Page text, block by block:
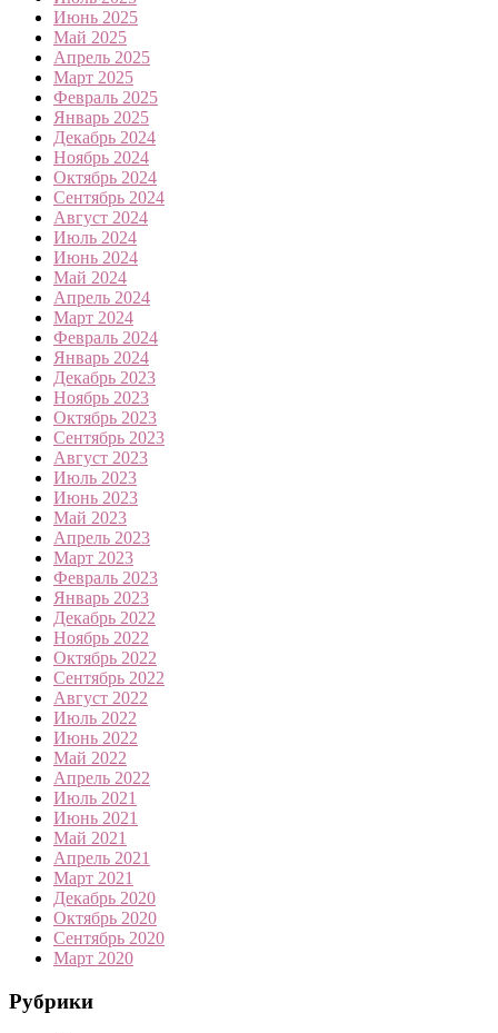
Июнь 2025
Май 2025
Апрель 2025
Март 2025
Февраль 2025
Январь 2025
Декабрь 2024
Ноябрь 2024
Октябрь 2024
Сентябрь 2024
Август 2024
Июль 2024
Июнь 2024
Май 2024
Апрель 2024
Март 2024
Февраль 2024
Январь 2024
Декабрь 2023
Ноябрь 2023
Октябрь 2023
Сентябрь 2023
Август 2023
Июль 2023
Июнь 2023
Май 2023
Апрель 2023
Март 2023
Февраль 2023
Январь 2023
Декабрь 2022
Ноябрь 2022
Октябрь 2022
Сентябрь 2022
Август 2022
Июль 2022
Июнь 2022
Май 2022
Апрель 2022
Июль 2021
Июнь 2021
Май 2021
Апрель 2021
Март 2021
Декабрь 2020
Октябрь 2020
Сентябрь 2020
Март 2020
Рубрики